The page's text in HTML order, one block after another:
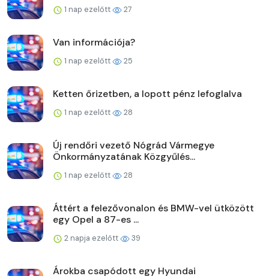
1 nap ezelőtt 27
Van információja?
1 nap ezelőtt 25
Ketten őrizetben, a lopott pénz lefoglalva
1 nap ezelőtt 28
Új rendőri vezető Nógrád Vármegye
Önkormányzatának Közgyűlés...
1 nap ezelőtt 28
Áttért a felezővonalon és BMW-vel ütközött
egy Opel a 87-es ...
2 napja ezelőtt 39
Árokba csapódott egy Hyundai